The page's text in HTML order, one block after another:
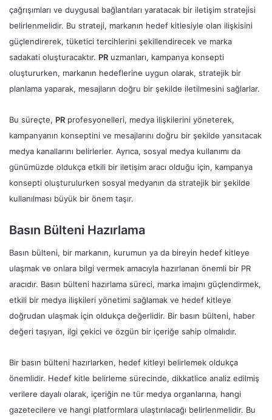
çağrışımları ve duygusal bağlantıları yaratacak bir iletişim stratejisi
belirlenmelidir. Bu strateji, markanın hedef kitlesiyle olan ilişkisini
güçlendirerek, tüketici tercihlerini şekillendirecek ve marka
sadakati oluşturacaktır. PR uzmanları, kampanya konsepti
oluştururken, markanın hedeflerine uygun olarak, stratejik bir
planlama yaparak, mesajların doğru bir şekilde iletilmesini sağlarlar.
Bu süreçte, PR profesyonelleri, medya ilişkilerini yöneterek,
kampanyanın konseptini ve mesajlarını doğru bir şekilde yansıtacak
medya kanallarını belirlerler. Ayrıca, sosyal medya kullanımı da
günümüzde oldukça etkili bir iletişim aracı olduğu için, kampanya
konsepti oluşturulurken sosyal medyanın da stratejik bir şekilde
kullanılması büyük bir önem taşır.
Basın Bülteni Hazırlama
Basın bülteni, bir markanın, kurumun ya da bireyin hedef kitleye
ulaşmak ve onlara bilgi vermek amacıyla hazırlanan önemli bir PR
aracıdır. Basın bülteni hazırlama süreci, marka imajını güçlendirmek,
etkili bir medya ilişkileri yönetimi sağlamak ve hedef kitleye
doğrudan ulaşmak için oldukça değerlidir. Bir basın bülteni, haber
değeri taşıyan, ilgi çekici ve özgün bir içeriğe sahip olmalıdır.
Bir basın bülteni hazırlarken, hedef kitleyi belirlemek oldukça
önemlidir. Hedef kitle belirleme sürecinde, dikkatlice analiz edilmiş
verilere dayalı olarak, içeriğin ne tür medya organlarına, hangi
gazetecilere ve hangi platformlara ulaştırılacağı belirlenmelidir. Bu